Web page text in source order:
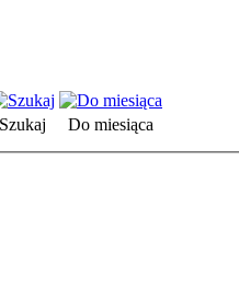
Szukaj
Do miesiąca